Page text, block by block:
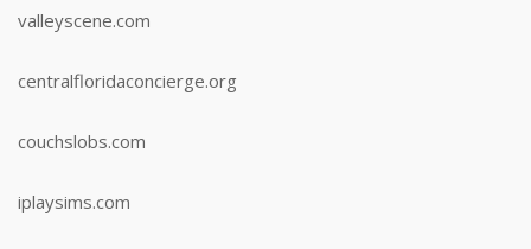
valleyscene.com
centralfloridaconcierge.org
couchslobs.com
iplaysims.com